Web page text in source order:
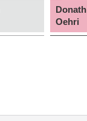
Donath
Oehri